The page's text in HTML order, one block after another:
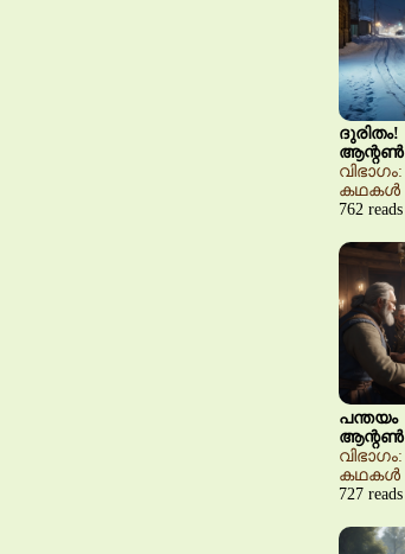
ദുരിതം!
ആന്റൺ
കഥകൾ
762
പന്തയം
ആന്റൺ
കഥകൾ
727